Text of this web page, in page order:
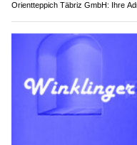
Orientteppich Täbriz GmbH: Ihre